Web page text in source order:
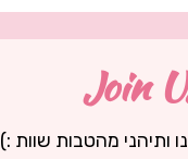
Join
ותיהני מהטבות שוות :)